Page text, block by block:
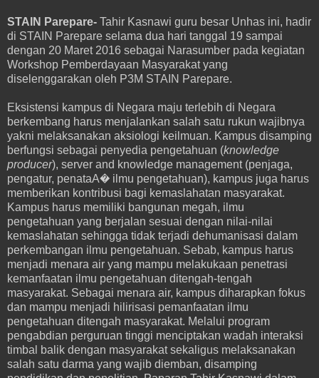
STAIN Parepare- Tahir Kasnawi guru besar Unhas ini, hadir
di STAIN Parepare selama dua hari tanggal 19 sampai
dengan 20 Maret 2016 sebagai Narasumber pada kegiatan
Workshop Pemberdayaan Masyarakat yang
diselenggarakan oleh P3M STAIN Parepare.
Eksistensi kampus di Negara maju terlebih di Negara
berkembang harus menjalankan salah satu rukun wajibnya
yakni melaksanakan aksiologi keilmuan. Kampus disamping
berfungsi sebagai penyedia pengetahuan (knowledge
producer), server and knowledge management (penjaga,
pengatur, penataA� ilmu pengetahuan), kampus juga harus
memberikan kontribusi bagi kemaslahatan masyarakat.
Kampus harus memiliki bangunan megah, ilmu
pengetahuan yang berjalan sesuai dengan nilai-nilai
kemaslahatan sehingga tidak terjadi dehumanisasi dalam
perkembangan ilmu pengetahuan. Sebab, kampus harus
menjadi menara air yang mampu melakukaan penetrasi
kemanfaatan ilmu pengetahuan ditengah-tengah
masyarakat. Sebagai menara air, kampus diharapkan fokus
dan mampu menjadi hilirisasi pemanfaatan ilmu
pengetahuan ditengah masyarakat. Melalui program
pengabdian perguruan tinggi menciptakan wadah interaksi
timbal balik dengan masyarakat sekaligus melaksanakan
salah satu darma yang wajib diemban, disamping